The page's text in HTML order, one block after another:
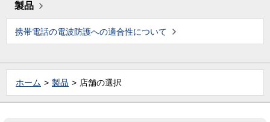
製品
携帯電話の電波防護への適合性について
ホーム 製品 店舗の選択